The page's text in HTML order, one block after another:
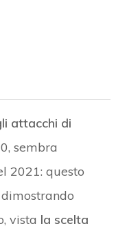
attacchi di
sembra
2021: questo
vista la scelta